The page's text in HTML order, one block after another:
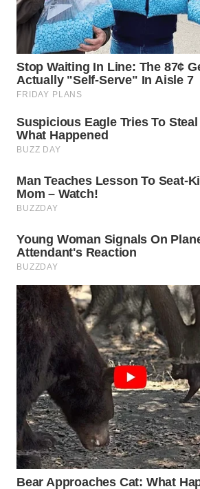
WN
TEBING
TINGGI
WN
WN
KARAWANG
WN
BEKASI
WN
BOGOR
WN
DEPOK
WN
TAPANULI
UTARA
WN
SAMOSIR
WN
PADANG